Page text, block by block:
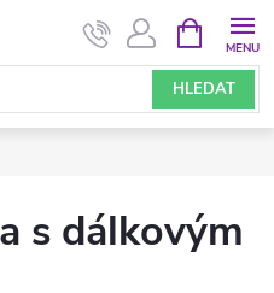
HLEDAT
NÁKUPNÍ
KOŠÍK
s dálkovým